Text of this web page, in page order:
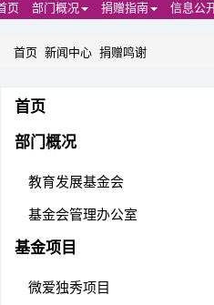
页 部门概况 捐赠指南 信息公
首页 新闻中心 捐赠鸣谢
首页
部门概况
教育发展基金会
基金会管理办公室
基金项目
微爱独秀项目